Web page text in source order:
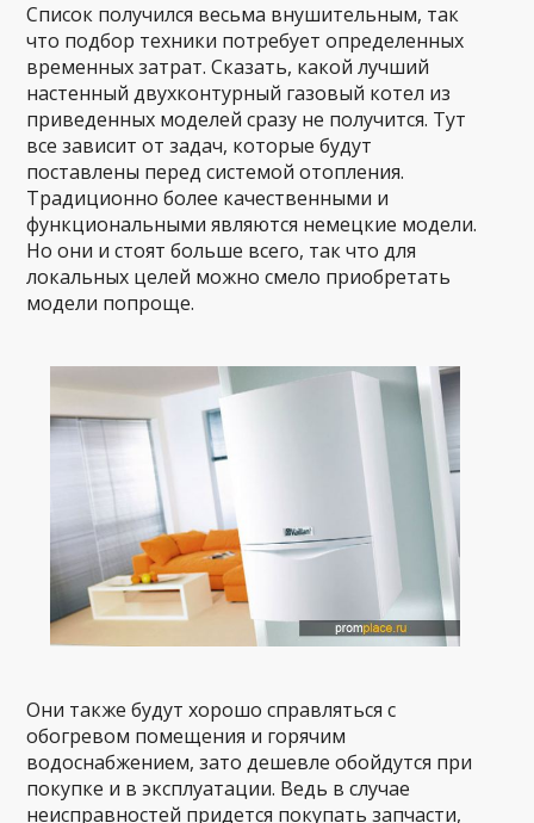
Список получился весьма внушительным, так
что подбор техники потребует определенных
временных затрат. Сказать, какой лучший
настенный двухконтурный газовый котел из
приведенных моделей сразу не получится. Тут
все зависит от задач, которые будут
поставлены перед системой отопления.
Традиционно более качественными и
функциональными являются немецкие модели.
Но они и стоят больше всего, так что для
локальных целей можно смело приобретать
модели попроще.
Они также будут хорошо справляться с
обогревом помещения и горячим
водоснабжением, зато дешевле обойдутся при
покупке и в эксплуатации. Ведь в случае
неисправностей придется покупать запчасти,